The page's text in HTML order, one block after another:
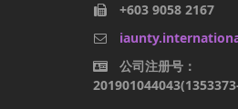
+603 9058 2167
公司注册号：